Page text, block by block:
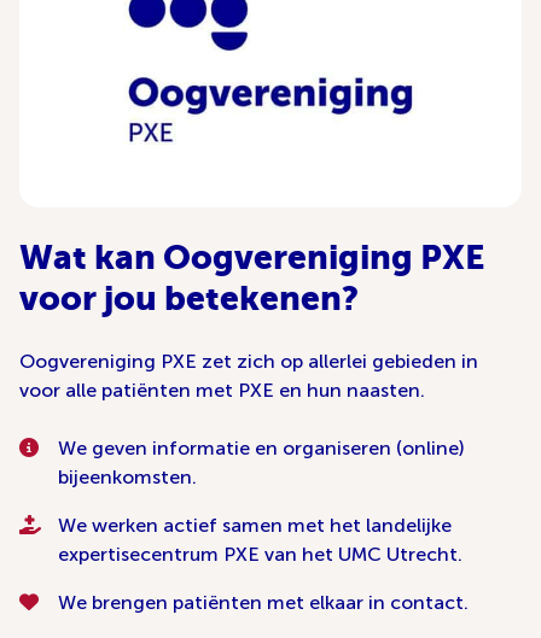
Wat kan Oogvereniging PXE
voor jou betekenen?
Oogvereniging PXE zet zich op allerlei gebieden in
voor alle patiënten met PXE en hun naasten.
We geven informatie en organiseren (online)
bijeenkomsten.
We werken actief samen met het landelijke
expertisecentrum PXE van het UMC Utrecht.
We brengen patiënten met elkaar in contact.